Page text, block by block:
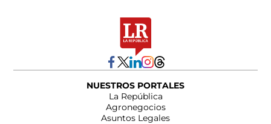
NUESTROS PORTALES
La República
Agronegocios
Asuntos Legales